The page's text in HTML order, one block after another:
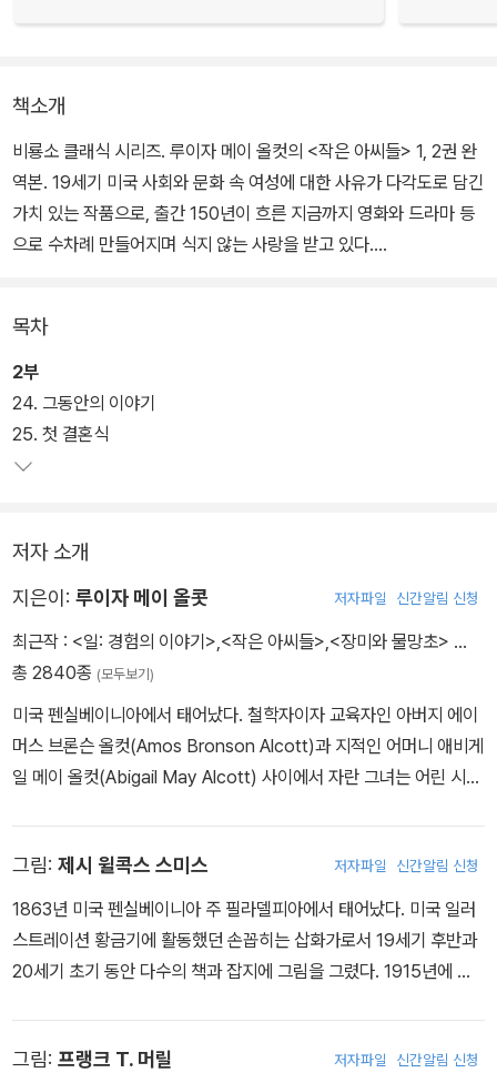
책소개
비룡소 클래식 시리즈. 루이자 메이 올컷의 <작은 아씨들> 1, 2권 완
역본. 19세기 미국 사회와 문화 속 여성에 대한 사유가 다각도로 담긴
가치 있는 작품으로, 출간 150년이 흐른 지금까지 영화와 드라마 등
으로 수차례 만들어지며 식지 않는 사랑을 받고 있다.
려운 집안 형편 속에서도 올곧게 성장해 나가는 마치 집안의 네 자매
메그, 조, 베스, 에이미의 이야기를 그린 작품이다. 1868년 1부가 출
간된 후 자매들을 결혼시켜 달라는 독자들의 뜨거운 요청을 받아들인
올컷은 석 달간 집필하여 이듬해에 2부를 출간하게 된다.
하여 청소년기와 성인기를 겪는 네 자매 이야기를 원작의 향기 그대
로 전한다. 2부는 큰딸 메그의 결혼부터 이야기가 시작되어 본격적으
읽었던 독자들에게도 풍부한 독서 여행이 되어 줄 것이다.
목차
2부
24. 그동안의 이야기
25. 첫 결혼식
저자 소개
지은이: 루이자 메이 올콧 저자파일 신간알림 신청
최근작 : <일: 경험의 이야기>,<작은 아씨들>,<장미와 물망초> …
총 2840종 (모두보기)
미국 펜실베이니아에서 태어났다. 철학자이자 교육자인 아버지 에이
머스 브론슨 올컷(Amos Bronson Alcott)과 지적인 어머니 애비게
일 메이 올컷(Abigail May Alcott) 사이에서 자란 그녀는 어린 시절
갈 수 있었다. 가난한 환경 속에서 올컷은 어린 나이부터 생계를 위해
교사, 가정교사, 재봉사 등 다양한 일을 하며 틈틈이 글을 썼다. 여러
잡지와 신문에 글을 기고하며 작가로서의 기반을 다졌고, 남북전쟁
당시에는 간호사로 일한 경험을 바탕으로 1863년 장편소설 『병원 스
은 이후 그녀가 인간의 존엄, 노동, 여성의 삶을 작품 속에서 탐구하는
데 중요한 바탕이 되었다. 올컷은 평생 30여 편의 소설과 다수의 작
그림: 제시 윌콕스 스미스 저자파일 신간알림 신청
1863년 미국 펜실베이니아 주 필라델피아에서 태어났다. 미국 일러
스트레이션 황금기에 활동했던 손꼽히는 삽화가로서 19세기 후반과
20세기 초기 동안 다수의 책과 잡지에 그림을 그렸다. 1915년에 출
그림: 프랭크 T. 머릴 저자파일 신간알림 신청